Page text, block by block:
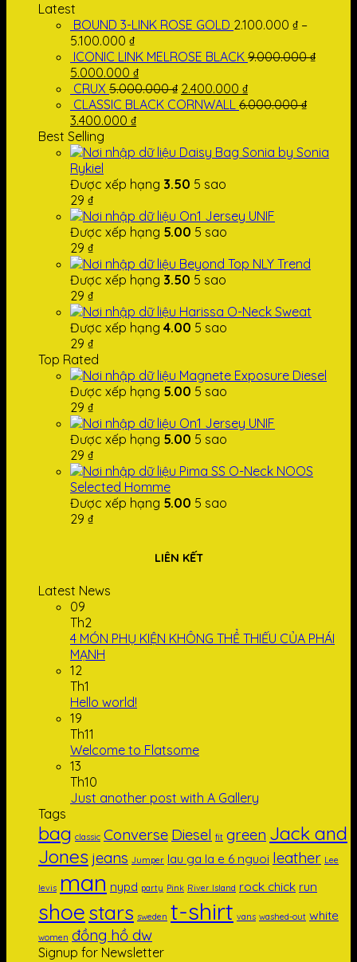
Latest
BOUND 3-LINK ROSE GOLD 2.100.000 ₫ –
5.100.000 ₫
ICONIC LINK MELROSE BLACK 9.000.000₫
Giá
gốc
là:
9.000.000 ₫.
5.000.000 ₫Giá
hiện
tại
CRUX 5.000.000₫ Giá
gốc
2.400.000 ₫Giá
hiện
2.400.000 ₫.
CLASSIC BLACK CORNWALL 6.000.000₫
Giá
gốc
là:
6.000.000 ₫.
3.400.000 ₫Giá
tại
3.400.000 ₫.
Best Selling
Daisy Bag Sonia by Sonia
Rykiel
Được xếp hạng 3.50 5 sao
29 ₫
On1 Jersey UNIF
Được xếp hạng 5.00 5 sao
29 ₫
Beyond Top NLY Trend
Được xếp hạng 3.50 5 sao
29 ₫
Harissa O-Neck Sweat
Được xếp hạng 4.00 5 sao
29 ₫
Top Rated
Magnete Exposure Diesel
Được xếp hạng 5.00 5 sao
29 ₫
On1 Jersey UNIF
Được xếp hạng 5.00 5 sao
29 ₫
Pima SS O-Neck NOOS
Selected Homme
Được xếp hạng 5.00 5 sao
29 ₫
LIÊN KẾT
Latest News
09
Th2
4 MÓN PHỤ KIỆN KHÔNG THỂ THIẾU CỦA PHÁI
MẠNH
12
Th1
Hello world!
19
Th11
Welcome to Flatsome
13
Th10
Just another post with A Gallery
Tags
bag classic Converse Diesel fit green Jack and
Jones jeans Jumper lau ga la e 6 nguoi leather Lee
levis man nypd party Pink River Island rock chick run
shoestars sweden t-shirt vans washed-out white
women đồng hồ dw
Signup for Newsletter